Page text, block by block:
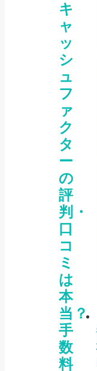
キ
ャ
ッ
シ
ュ
フ
ァ
ク
タ
ー
の
評
判・
口
コ
ミ
は
本
当？
手
数
料